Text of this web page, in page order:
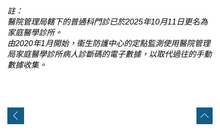
註：
醫院管理局轄下的普通科門診已於2025年10月11日更名為
家庭醫學診所。
由2020年1月開始，衞生防護中心的定點監測使用醫院管理
局家庭醫學診所病人診斷碼的電子數據，以取代過往的手動
數據收集。